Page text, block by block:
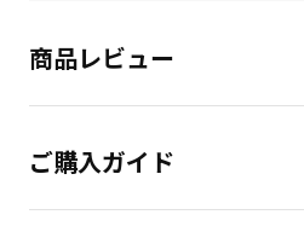
商品レビュー
ご購入ガイド